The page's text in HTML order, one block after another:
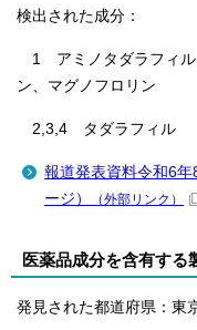
検出された成分：
1 アミノタダラフィル
ン、マグノフロリン
2,3,4 タダラフィル
報道発表資料令和6
ージ）
（外部リンク）
医薬品成分を含有する
発見された都道府県：東